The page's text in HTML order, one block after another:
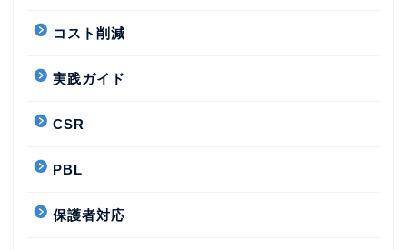
コスト削減
実践ガイド
CSR
PBL
保護者対応